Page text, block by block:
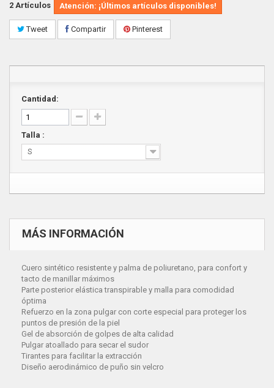
2 Artículos Atención: ¡Últimos artículos disponibles!
Tweet Compartir Pinterest
Cantidad:
Talla :
S
MÁS INFORMACIÓN
Cuero sintético resistente y palma de poliuretano, para confort y
tacto de manillar máximos
Parte posterior elástica transpirable y malla para comodidad
óptima
Refuerzo en la zona pulgar con corte especial para proteger los
puntos de presión de la piel
Gel de absorción de golpes de alta calidad
Pulgar atoallado para secar el sudor
Tirantes para facilitar la extracción
Diseño aerodinámico de puño sin velcro